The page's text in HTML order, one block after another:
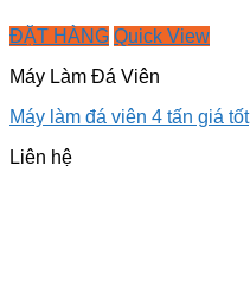
ĐẶT HÀNG Quick View
Máy Làm Đá Viên
Máy làm đá viên 4 tấn giá tốt
Liên hệ